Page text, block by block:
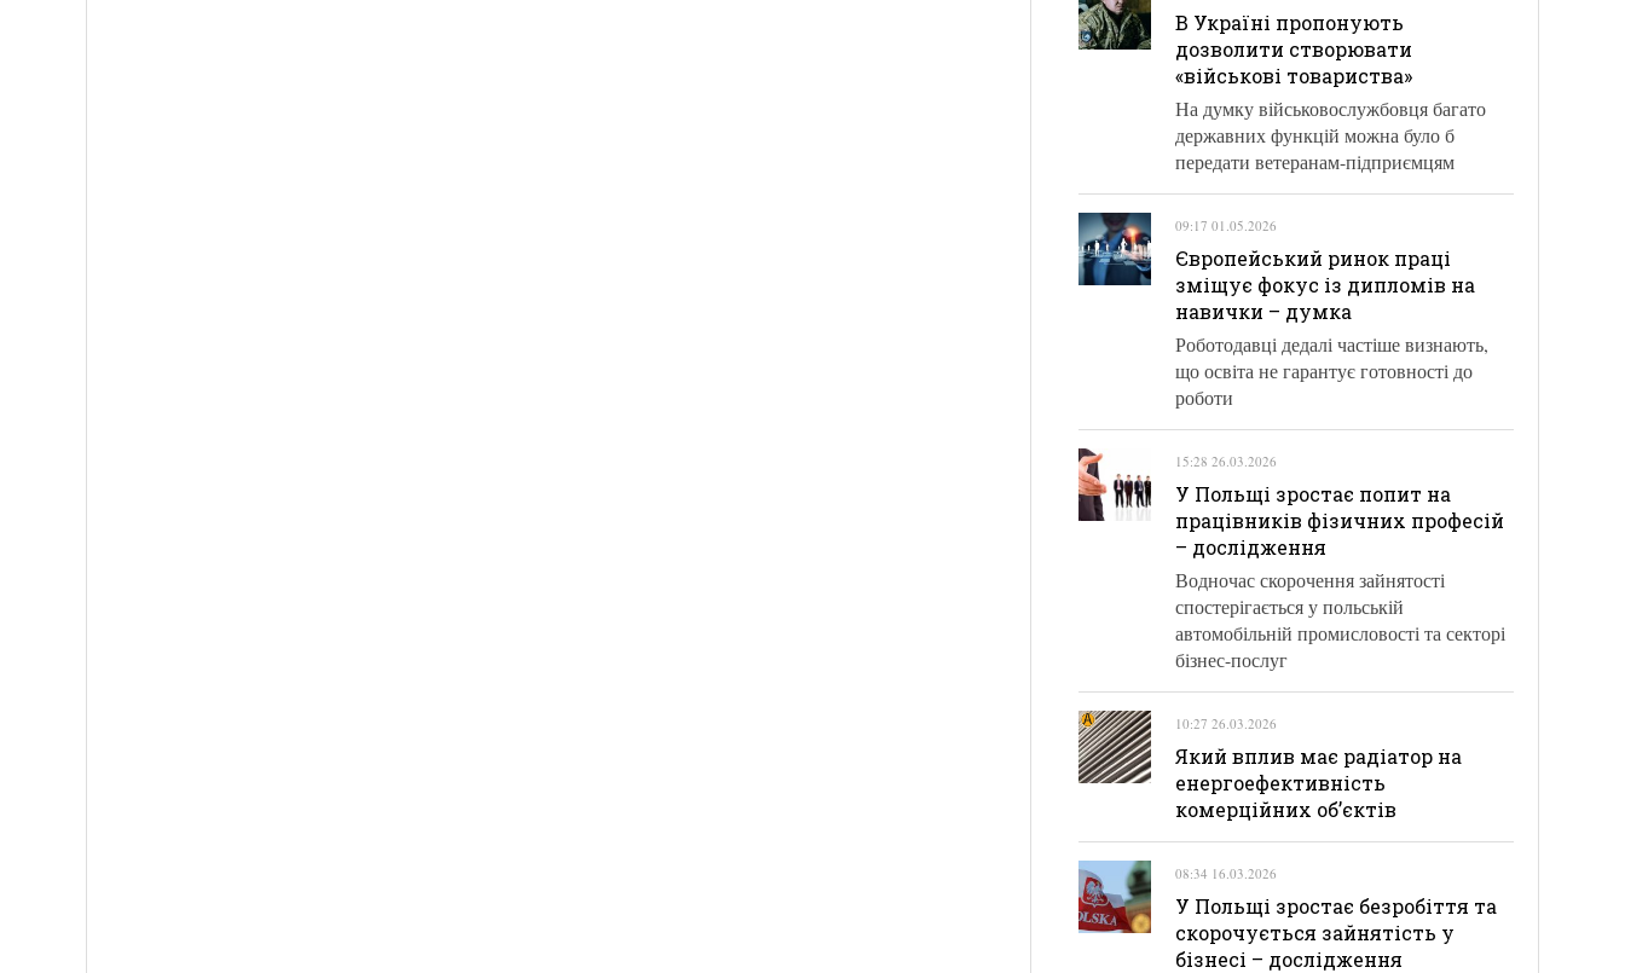
В Україні пропонують
дозволити створювати
«військові товариства»
На думку військовослужбовця багато
державних функцій можна було б
передати ветеранам-підприємцям
09:17 01.05.2026
Європейський ринок праці
зміщує фокус із дипломів на
навички – думка
Роботодавці дедалі частіше визнають,
що освіта не гарантує готовності до
роботи
15:28 26.03.2026
У Польщі зростає попит на
працівників фізичних професій
– дослідження
Водночас скорочення зайнятості
спостерігається у польській
автомобільній промисловості та секторі
бізнес-послуг
10:27 26.03.2026
Який вплив має радіатор на
енергоефективність
комерційних об’єктів
08:34 16.03.2026
У Польщі зростає безробіття та
скорочується зайнятість у
бізнесі – дослідження